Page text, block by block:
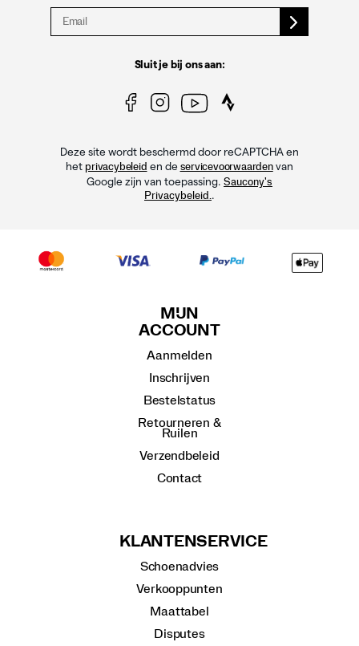
Sluit je bij ons aan:
Deze site wordt beschermd door reCAPTCHA en
het privacybeleid en de servicevoorwaardenvan
Google zijn van toepassing. Saucony's
Privacybeleid. .
MIJN
ACCOUNT
Aanmelden
Inschrijven
Bestelstatus
Retourneren &
Ruilen
Verzendbeleid
Contact
KLANTENSERVICE
Schoenadvies
Verkooppunten
Maattabel
Disputes